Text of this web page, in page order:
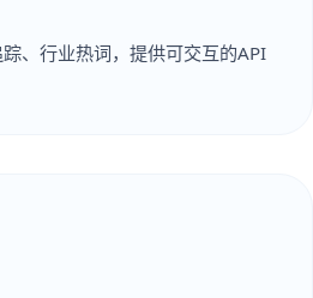
、行业热词，提供可交互的API